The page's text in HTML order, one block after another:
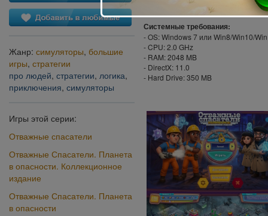
Жанр: симуляторы, большие
игры, стратегии
про людей, стратегии, логика,
приключения, симуляторы
Игры этой серии:
Отважные спасатели
Отважные Спасатели. Планета
в опасности. Коллекционное
издание
Отважные Спасатели. Планета
в опасности
Системные требования:
- OS: Windows 7 или Win8/Win10/
- CPU: 2.0 GHz
- RAM: 2048 MB
- DirectX: 11.0
- Hard Drive: 350 MB